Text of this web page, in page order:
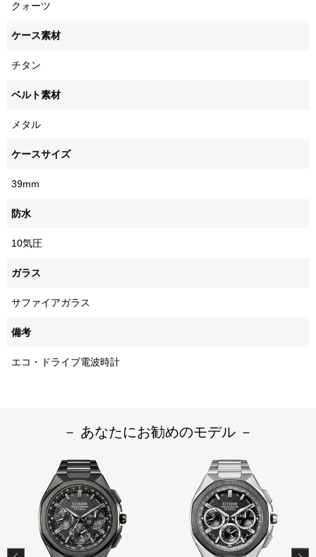
クォーツ
ケース素材
チタン
ベルト素材
メタル
ケースサイズ
39mm
防水
10気圧
ガラス
サファイアガラス
備考
エコ・ドライブ電波時計
－ あなたにお勧めのモデル －